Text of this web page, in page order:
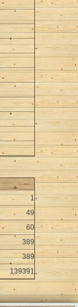
1
49
60
389
389
139391